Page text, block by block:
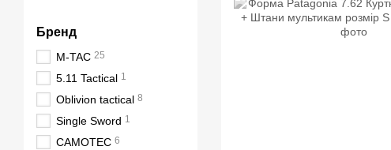
Бренд
M-TAC 25
5.11 Tactical 1
Оblivion tactical 8
Single Sword 1
CAMOTEC 6